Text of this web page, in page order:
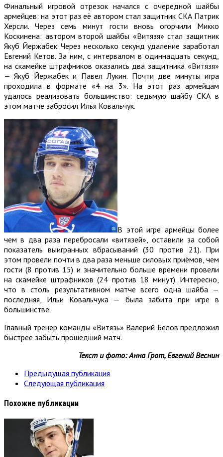
Финальный игровой отрезок начался с очередной шайбы
армейцев: на этот раз её автором стал защитник СКА Патрик
Херсли. Через семь минут гости вновь огорчили Микко
Коскинена: автором второй шайбы «Витязя» стал защитник
Якуб Йержабек. Через несколько секунд удаление заработал
Евгений Кетов. За ним, с интервалом в одиннадцать секунд,
на скамейке штрафников оказались два защитника «Витязя»
— Якуб Йержабек и Павел Лукин. Почти две минуты игра
проходила в формате «4 на 3». На этот раз армейцам
удалось реализовать большинство: седьмую шайбу СКА в
этом матче забросил Илья Ковальчук.
В этой игре армейцы более
чем в два раза перебросали «витязей», оставили за собой
показатель выигранных вбрасываний (30 против 21). При
этом провели почти в два раза меньше силовых приёмов, чем
гости (8 против 15) и значительно больше времени провели
на скамейке штрафников (24 против 18 минут). Интересно,
что в столь результативном матче всего одна шайба —
последняя, Ильи Ковальчука — была забита при игре в
большинстве.
Главный тренер команды «Витязь» Валерий Белов предложил
быстрее забыть прошедший матч.
Текст и фото: Анна Грот, Евгений Веснин
Предыдущая публикация
Следующая публикация
Похожие публикации